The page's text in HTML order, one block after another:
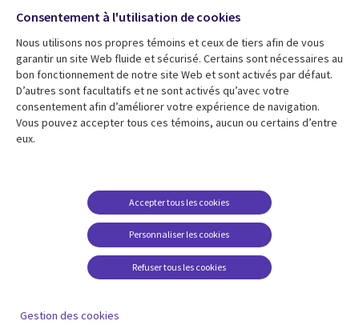
Fusions
Ressources
Library
Links
Articles
Blog
Support
Legal
Accessibilité
conditions juridiques
FAQ Carrières
Centre de gestion des
témoins
Social
Media
FRANCE
Consentement à l'utilisation de cookies
Nous utilisons nos propres témoins et ceux de tiers afin de vous
garantir un site Web fluide et sécurisé. Certains sont nécessaires au
bon fonctionnement de notre site Web et sont activés par défaut.
D’autres sont facultatifs et ne sont activés qu’avec votre
consentement afin d’améliorer votre expérience de navigation.
Vous pouvez accepter tous ces témoins, aucun ou certains d’entre
eux.
Personnaliser les cookies
Accepter tous les cookies
Refuser tous les cookies
Gestion des cookies